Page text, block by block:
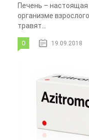
Печень –
организме
травят...
0 19.09.2018